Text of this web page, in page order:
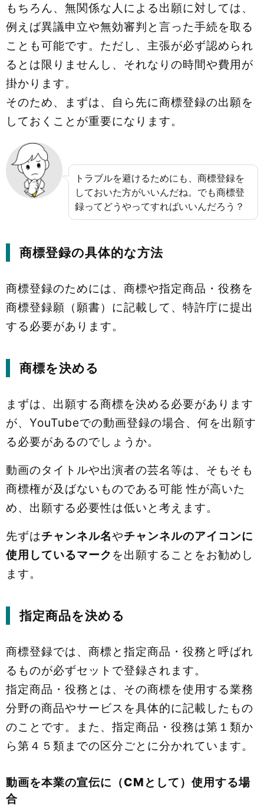
もちろん、無関係な人による出願に対しては、
例えば異議申立や無効審判と言った手続を取る
ことも可能です。ただし、主張が必ず認められ
るとは限りませんし、それなりの時間や費用が
掛かります。
そのため、まずは、自ら先に商標登録の出願を
しておくことが重要になります。
トラブルを避けるためにも、商標登録を
しておいた方がいいんだね。でも商標登
録ってどうやってすればいいんだろう？
商標登録の具体的な方法
商標登録のためには、商標や指定商品・役務を
商標登録願（願書）に記載して、特許庁に提出
する必要があります。
商標を決める
まずは、出願する商標を決める必要があります
が、YouTubeでの動画登録の場合、何を出願す
る必要があるのでしょうか。
動画のタイトルや出演者の芸名等は、そもそも
商標権が及ばないものである可能 性が高いた
め、出願する必要性は低いと考えます。
先ずはチャンネル名やチャンネルのアイコンに
使用しているマーク を出願することをお勧めし
ます。
指定商品を決める
商標登録では、商標と指定商品・役務と呼ばれ
るものが必ずセットで登録されます。
指定商品・役務とは、その商標を使用する業務
分野の商品やサービスを具体的に記載したもの
のことです。また、指定商品・役務は第１類か
ら第４５類までの区分ごとに分かれています。
動画を本業の宣伝に（CMとして）使用する場
合